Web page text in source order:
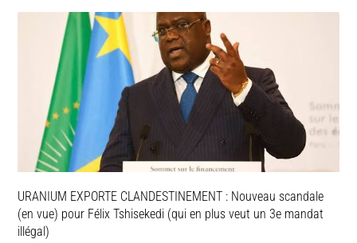
URANIUM EXPORTE CLANDESTINEMENT : Nouveau scandale
(en vue) pour Félix Tshisekedi (qui en plus veut un 3e mandat
illégal)